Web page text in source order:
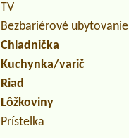
TV
Bezbariérové ubytovanie
Chladnička
Kuchynka/varič
Riad
Lôžkoviny
Prístelka